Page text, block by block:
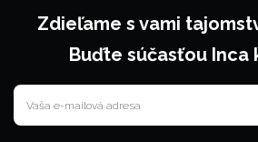
Zdieľame s vami
Buďte súčasťou Inca